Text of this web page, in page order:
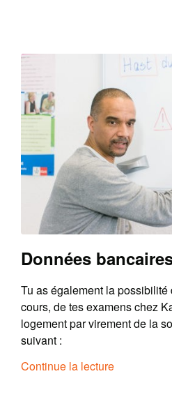
Données
Tu as également la
cours, de tes examens chez
logement par virement de la
suivant :
Continue la lecture